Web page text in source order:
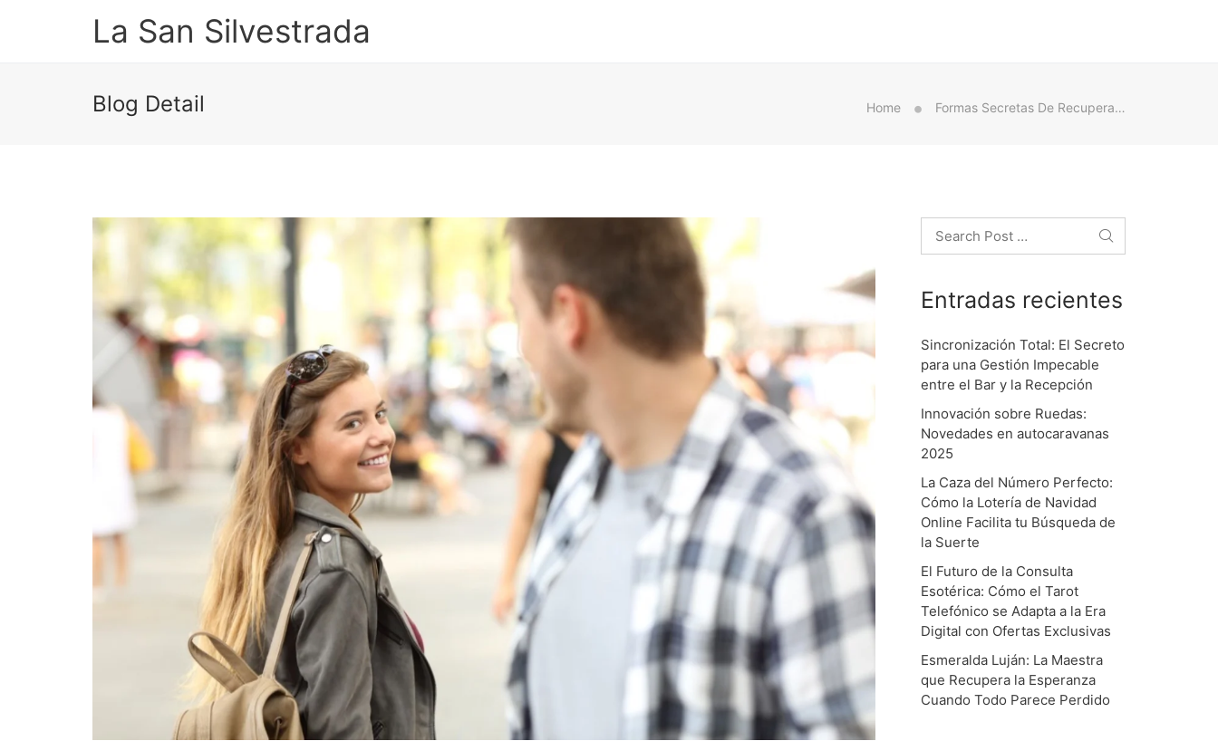
La San Silvestrada
Blog Detail Home Formas Secretas De Recuperar A Tu Ex
Entradas recientes
Sincronización Total: El Secreto
para una Gestión Impecable
entre el Bar y la Recepción
Innovación sobre Ruedas:
Novedades en autocaravanas
2025
La Caza del Número Perfecto:
Cómo la Lotería de Navidad
Online Facilita tu Búsqueda de
la Suerte
El Futuro de la Consulta
Esotérica: Cómo el Tarot
Telefónico se Adapta a la Era
Digital con Ofertas Exclusivas
Esmeralda Luján: La Maestra
que Recupera la Esperanza
Cuando Todo Parece Perdido